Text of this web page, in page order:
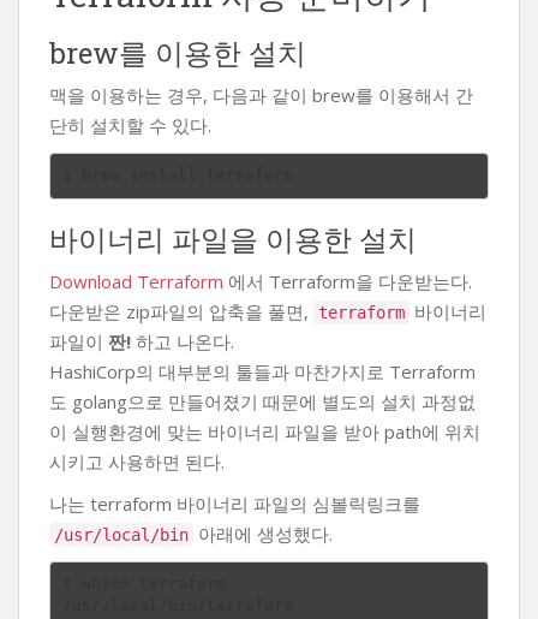
brew를 이용한 설치
맥을 이용하는 경우, 다음과 같이 brew를 이용해서 간
단히 설치할 수 있다.
바이너리 파일을 이용한 설치
Download Terraform 에서 Terraform을 다운받는다.
다운받은 zip파일의 압축을 풀면,
terraform 바이너리
파일이 짠! 하고 나온다.
HashiCorp의 대부분의 툴들과 마찬가지로 Terraform
도 golang으로 만들어졌기 때문에 별도의 설치 과정없
이 실행환경에 맞는 바이너리 파일을 받아 path에 위치
시키고 사용하면 된다.
나는 terraform 바이너리 파일의 심볼릭링크를
/usr/local/bin 아래에 생성했다.